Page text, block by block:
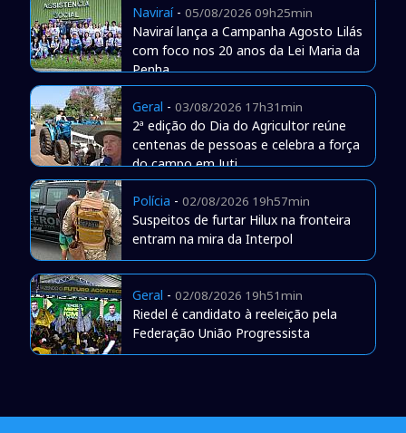
Naviraí- 05/08/2026 09h25min
Naviraí lança a Campanha Agosto Lilás
com foco nos 20 anos da Lei Maria da
Penha
Geral - 03/08/2026 17h31min
2ª edição do Dia do Agricultor reúne
centenas de pessoas e celebra a força
do campo em Juti
Polícia - 02/08/2026 19h57min
Suspeitos de furtar Hilux na fronteira
entram na mira da Interpol
Geral - 02/08/2026 19h51min
Riedel é candidato à reeleição pela
Federação União Progressista